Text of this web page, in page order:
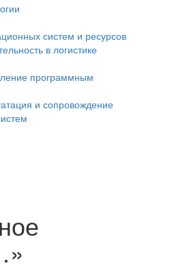
систем и ресурсов
в логистике
программным
и сопровождение